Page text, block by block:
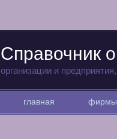
Справочник
организации и
главная фирмы